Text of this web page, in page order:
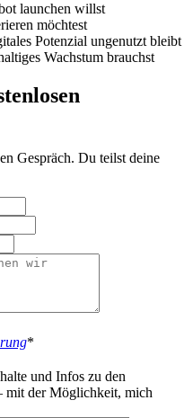
launchen willst
möchtest
Potenzial ungenutzt bleibt
Wachstum brauchst
Gespräch. Du teilst deine
*
und Infos zu den
mit der Möglichkeit, mich